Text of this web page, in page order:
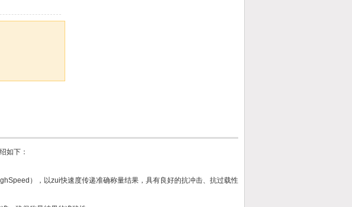
如下：
），以zui快速度传递准确称量结果，具有良好的抗冲击、抗过载性